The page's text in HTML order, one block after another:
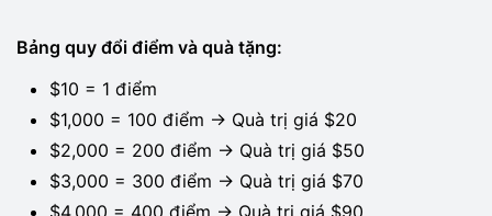
Bảng quy đổi điểm và quà tặng:
$10 = 1 điểm
$1,000 = 100 điểm → Quà trị giá $20
$2,000 = 200 điểm → Quà trị giá $50
$3,000 = 300 điểm → Quà trị giá $70